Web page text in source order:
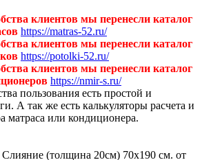
клиентов мы перенесли каталог
https://matras-52.ru/
клиентов мы перенесли каталог
https://potolki-52.ru/
клиентов мы перенесли каталог
https://nmir-s.ru/
пользования есть простой и
А так же есть калькуляторы расчета и
матраса или кондиционера.